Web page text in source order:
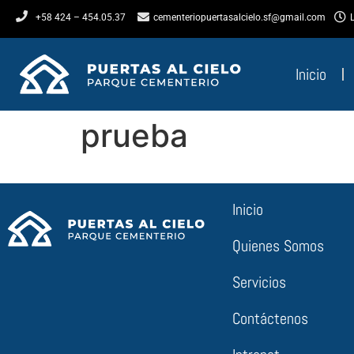
+58 424 – 454.05.37 cementeriopuertasalcielo.sf@gmail.com
Inicio
prueba
Inicio
Quienes Somos
Servicios
Contáctenos